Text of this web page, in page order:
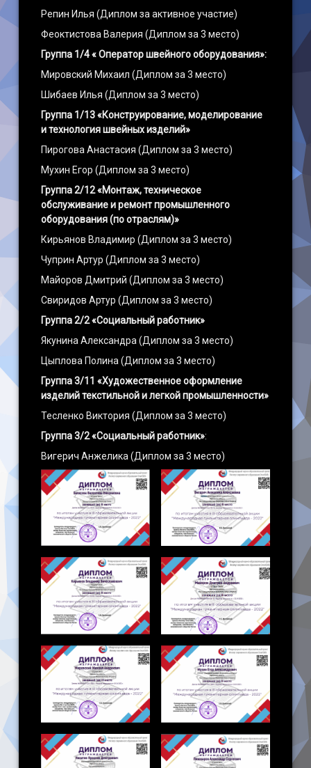
Репин Илья (Диплом за активное участие)
Феоктистова Валерия (Диплом за 3 место)
Группа 1/4 « Оператор швейного оборудования»:
Мировский Михаил (Диплом за 3 место)
Шибаев Илья (Диплом за 3 место)
Группа 1/13 «Конструирование, моделирование
и технология швейных изделий»
Пирогова Анастасия (Диплом за 3 место)
Мухин Егор (Диплом за 3 место)
Группа 2/12 «Монтаж, техническое
обслуживание и ремонт промышленного
оборудования (по отраслям)»
Кирьянов Владимир (Диплом за 3 место)
Чуприн Артур (Диплом за 3 место)
Майоров Дмитрий (Диплом за 3 место)
Свиридов Артур (Диплом за 3 место)
Группа 2/2 «Социальный работник»
Якунина Александра (Диплом за 3 место)
Цыплова Полина (Диплом за 3 место)
Группа 3/11 «Художественное оформление
изделий текстильной и легкой промышленности»
Тесленко Виктория (Диплом за 3 место)
Группа 3/2«Социальный работник»:
Вигерич Анжелика (Диплом за 3 место)